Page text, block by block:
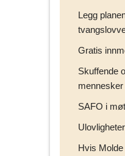
Legg
Gratis
Skuffende
SAFO i
Hvis